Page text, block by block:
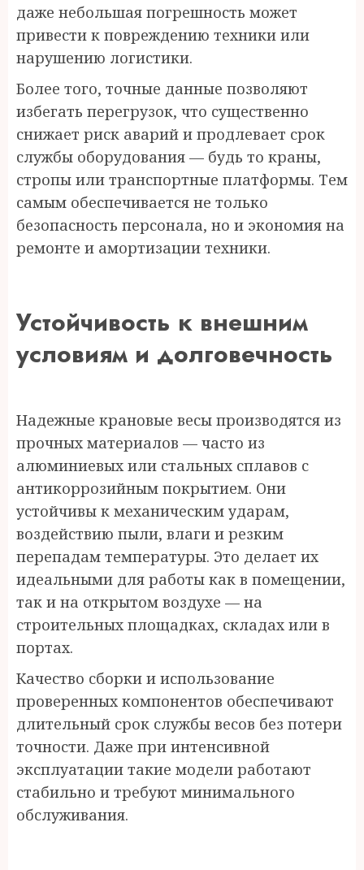
даже небольшая погрешность может
привести к повреждению техники или
нарушению логистики.
Более того, точные данные позволяют
избегать перегрузок, что существенно
снижает риск аварий и продлевает срок
службы оборудования — будь то краны,
стропы или транспортные платформы. Тем
самым обеспечивается не только
безопасность персонала, но и экономия на
ремонте и амортизации техники.
Устойчивость к внешним
условиям и долговечность
Надежные крановые весы производятся из
прочных материалов — часто из
алюминиевых или стальных сплавов с
антикоррозийным покрытием. Они
устойчивы к механическим ударам,
воздействию пыли, влаги и резким
перепадам температуры. Это делает их
идеальными для работы как в помещении,
так и на открытом воздухе — на
строительных площадках, складах или в
портах.
Качество сборки и использование
проверенных компонентов обеспечивают
длительный срок службы весов без потери
точности. Даже при интенсивной
эксплуатации такие модели работают
стабильно и требуют минимального
обслуживания.